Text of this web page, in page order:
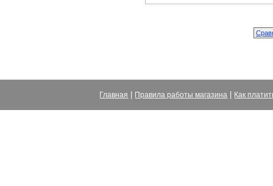
Главная Правила работы магазина Как